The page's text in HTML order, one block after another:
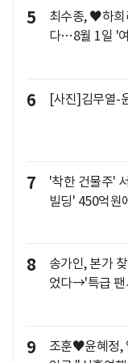
5
최수종, ♥하희
다…8월 1일 '
6 [사진]김무열-
7
'착한 건물주'
빌딩' 450억원
8
송가인, 본가
었다→'특급 팬
9
조훈♥윤혜정,